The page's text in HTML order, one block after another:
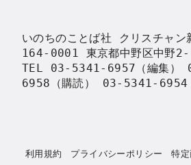
いのちのことば社 クリスチャン
164-0001 東京都中野区中野
TEL 03-5341-6957（編集）
6958（購読） 03-5341-6954
利用規約 プライバシーポリシー 特